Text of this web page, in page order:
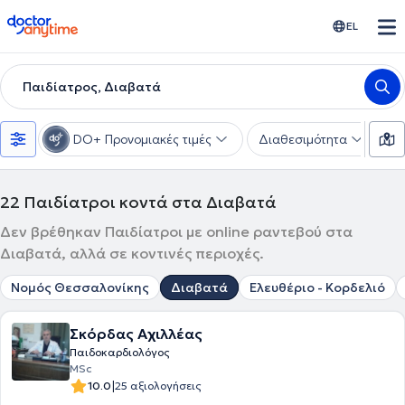
doctoranytime EL
Παιδίατρος, Διαβατά
DO+ Προνομιακές τιμές Διαθεσιμότητα
22 Παιδίατροι κοντά στα Διαβατά
Δεν βρέθηκαν Παιδίατροι με online ραντεβού στα
Διαβατά, αλλά σε κοντινές περιοχές.
Νομός Θεσσαλονίκης Διαβατά Ελευθέριο - Κορδελιό
Σκόρδας Αχιλλέας
Παιδοκαρδιολόγος
MSc
10.0|25 αξιολογήσεις